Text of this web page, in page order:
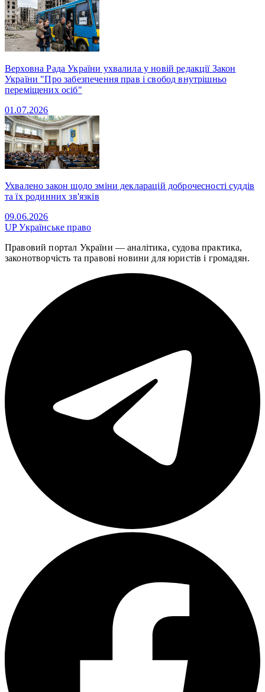
Верховна Рада України ухвалила у новій редакції Закон
України "Про забезпечення прав і свобод внутрішньо
переміщених осіб"
01.07.2026
Ухвалено закон щодо зміни декларацій доброчесності суддів
та їх родинних зв'язків
09.06.2026
UPУкраїнське право
Правовий портал України — аналітика, судова практика,
законотворчість та правові новини для юристів і громадян.